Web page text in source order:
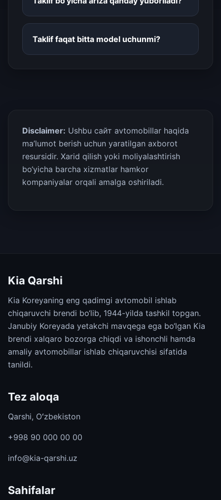
Taklif faqat bitta model uchunmi?
Disclaimer: Ushbu сайт avtomobillar haqida
ma’lumot berish uchun yaratilgan axborot
resursidir. Xarid qilish yoki moliyalashtirish
bo‘yicha barcha xizmatlar hamkor
kompaniyalar orqali amalga oshiriladi.
Kia Qarshi
Kia Koreyaning eng qadimgi avtomobil ishlab
chiqaruvchi brendi bo‘lib, 1944-yilda tashkil topgan.
Janubiy Koreyada yetakchi mavqega ega bo‘lgan Kia
brendi xalqaro bozorga chiqdi va ishonchli hamda
amaliy avtomobillar ishlab chiqaruvchisi sifatida
tanildi.
Tez aloqa
Qarshi, Oʻzbekiston
+998 90 000 00 00
info@kia-qarshi.uz
Sahifalar